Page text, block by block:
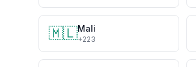
🇲🇱Mali
+223